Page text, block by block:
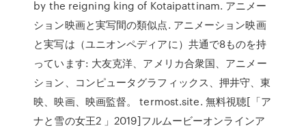
by the reigning king of Kotaipattinam. アニメー
ション映画と実写間の類似点. アニメーション映画
と実写は（ユニオンペディアに）共通で8ものを持
っています: 大友克洋、アメリカ合衆国、アニメー
ション、コンピュータグラフィックス、押井守、東
映、映画、映画監督。 termost.site. 無料視聴[「ア
ナと雪の女王2 」2019]フルムービーオンラインア